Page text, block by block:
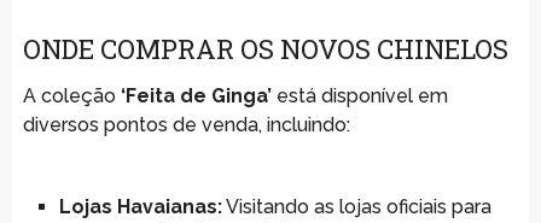
ONDE COMPRAR OS NOVOS CHINELOS
A coleção ‘Feita de Ginga’está disponível em
diversos pontos de venda, incluindo:
Lojas Havaianas:Visitando as lojas oficiais para